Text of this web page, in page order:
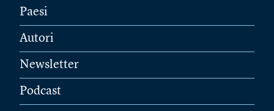
Paesi
Autori
Newsletter
Podcast